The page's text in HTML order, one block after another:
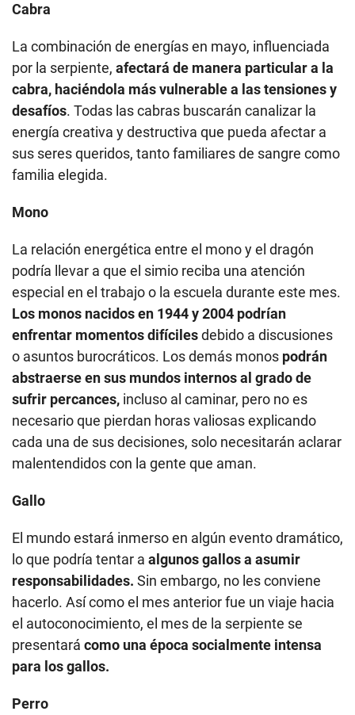
Cabra
La combinación de energías en mayo, influenciada
por la serpiente, afectará de manera particular a la
cabra, haciéndola más vulnerable a las tensiones y
desafíos. Todas las cabras buscarán canalizar la
energía creativa y destructiva que pueda afectar a
sus seres queridos, tanto familiares de sangre como
familia elegida.
Mono
La relación energética entre el mono y el dragón
podría llevar a que el simio reciba una atención
especial en el trabajo o la escuela durante este mes.
Los monos nacidos en 1944 y 2004 podrían
enfrentar momentos difícilesdebido a discusiones
o asuntos burocráticos. Los demás monos podrán
abstraerse en sus mundos internos al grado de
sufrir percances, incluso al caminar, pero no es
necesario que pierdan horas valiosas explicando
cada una de sus decisiones, solo necesitarán aclarar
malentendidos con la gente que aman.
Gallo
El mundo estará inmerso en algún evento dramático,
lo que podría tentar a algunos gallos a asumir
responsabilidades. Sin embargo, no les conviene
hacerlo. Así como el mes anterior fue un viaje hacia
el autoconocimiento, el mes de la serpiente se
presentará como una época socialmente intensa
para los gallos.
Perro